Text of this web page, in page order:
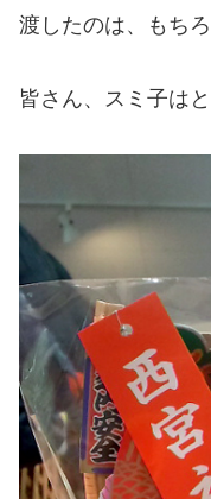
渡したのは、もちろ
皆さん、スミ子は